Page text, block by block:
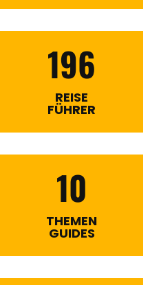
196
REISE
FÜHRER
10
THEMEN
GUIDES